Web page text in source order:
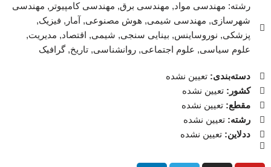
رشته: مهندسی مواد, مهندسی برق, مهندسی کامپیوتر, مهندسی
شهرسازی, مهندسی شیمی, هوش مصنوعی, آمار, فیزیک,
پزشکی, نوروساینس, بینایی سنجی, شیمی, اقتصاد, مدیریت,
علوم سیاسی, علوم اجتماعی, روانشناسی, تاریخ, گرافیک
دسته‌بندی: تعیین نشده
کشور: تعیین نشده
مقطع: تعیین نشده
رشته: تعیین نشده
ددلاین: تعیین نشده